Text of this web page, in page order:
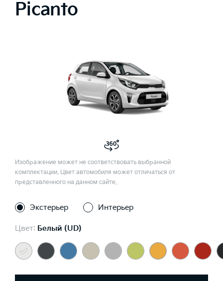
Picanto
Изображение может не соответствовать выбранной
комплектации. Цвет автомобиля может отличаться от
представленного на данном сайте.
Экстерьер Интерьер
Цвет: Белый (UD)